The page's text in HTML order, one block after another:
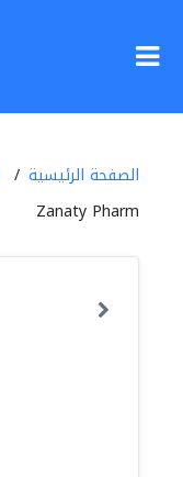
الصفحة الرئيسية
Zanaty Pharm